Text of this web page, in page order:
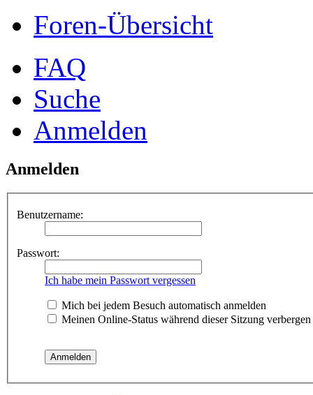
Foren-Übersicht
FAQ
Suche
Anmelden
Anmelden
Benutzername:
Passwort:
Ich habe mein Passwort vergessen
Mich bei jedem Besuch automatisch anmelden
Meinen Online-Status während dieser Sitzung verbergen